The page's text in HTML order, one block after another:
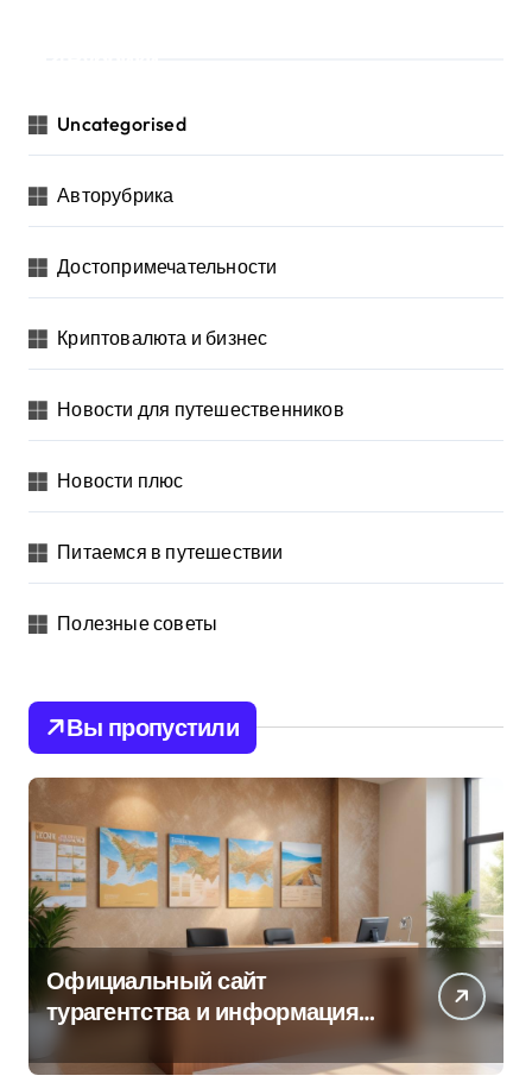
Uncategorised
Авторубрика
Достопримечательности
Криптовалюта и бизнес
Новости для путешественников
Новости плюс
Питаемся в путешествии
Полезные советы
Вы пропустили
Официальный сайт
турагентства и информация